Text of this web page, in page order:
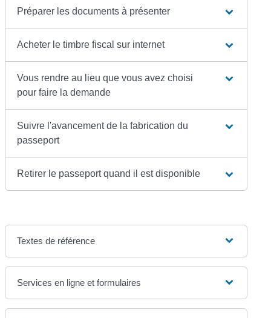
Préparer les documents à présenter
Acheter le timbre fiscal sur internet
Vous rendre au lieu que vous avez choisi
pour faire la demande
Suivre l'avancement de la fabrication du
passeport
Retirer le passeport quand il est disponible
Textes de référence
Services en ligne et formulaires